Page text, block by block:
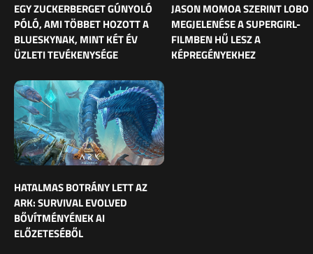
EGY ZUCKERBERGET GÚNYOLÓ
PÓLÓ, AMI TÖBBET HOZOTT A
BLUESKYNAK, MINT KÉT ÉV
ÜZLETI TEVÉKENYSÉGE
JASON MOMOA SZERINT LOBO
MEGJELENÉSE A SUPERGIRL-
FILMBEN HŰ LESZ A
KÉPREGÉNYEKHEZ
HATALMAS BOTRÁNY LETT AZ
ARK: SURVIVAL EVOLVED
BŐVÍTMÉNYÉNEK AI
ELŐZETESÉBŐL